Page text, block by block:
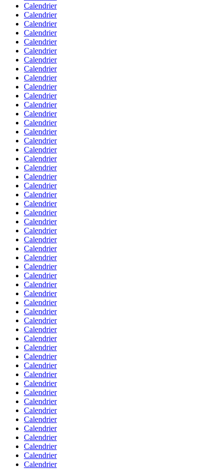
Calendrier
Calendrier
Calendrier
Calendrier
Calendrier
Calendrier
Calendrier
Calendrier
Calendrier
Calendrier
Calendrier
Calendrier
Calendrier
Calendrier
Calendrier
Calendrier
Calendrier
Calendrier
Calendrier
Calendrier
Calendrier
Calendrier
Calendrier
Calendrier
Calendrier
Calendrier
Calendrier
Calendrier
Calendrier
Calendrier
Calendrier
Calendrier
Calendrier
Calendrier
Calendrier
Calendrier
Calendrier
Calendrier
Calendrier
Calendrier
Calendrier
Calendrier
Calendrier
Calendrier
Calendrier
Calendrier
Calendrier
Calendrier
Calendrier
Calendrier
Calendrier
Calendrier